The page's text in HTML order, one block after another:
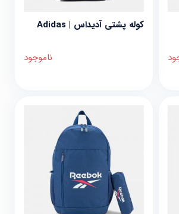
کوله پشتی آدیداس | Adidas
ناموجود